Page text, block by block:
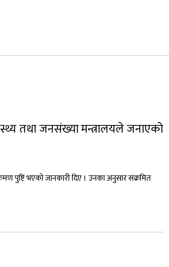
तथा जनसंख्या मन्त्रालयले जनाएको
पुष्टि भएको जानकारी दिए । उनका अनुसार संक्रमित